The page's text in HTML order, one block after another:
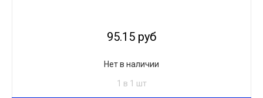
95.15 руб
Нет в наличии
1 в 1 шт